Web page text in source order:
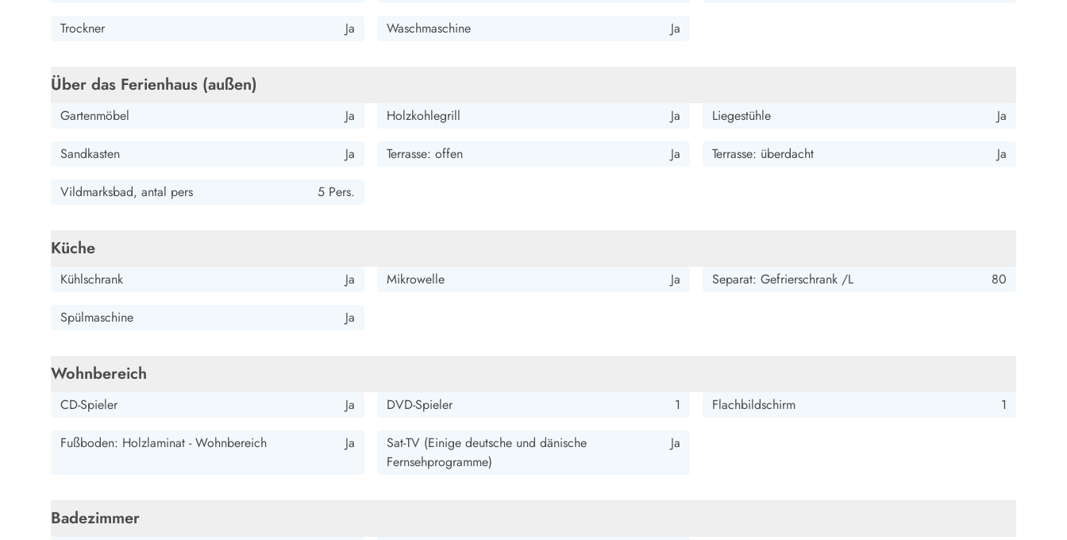
Angeln in Dänemark
Schwimmhallen und Badeländer
Fitnesscenter in Dänemark
Reiten in Dänemark
Wandern in Dänemark
Segeln in Dänemark
Kultur in Dänemark
Historische Museen
Kunstmuseen
Einkaufen und Shopping
Heiraten in Dänemark
Trockner Ja Waschmaschine Ja
Über das Ferienhaus (außen)
Gartenmöbel Ja Holzkohlegrill Ja Liegestühle Ja
Sandkasten Ja Terrasse: offen Ja Terrasse: überdacht Ja
Vildmarksbad, antal pers 5 Pers.
Küche
Kühlschrank Ja Mikrowelle Ja Separat: Gefrierschrank /L 80
Spülmaschine Ja
Wohnbereich
CD-Spieler Ja DVD-Spieler 1 Flachbildschirm 1
Fußboden: Holzlaminat - Wohnbereich Ja
Sat-TV (Einige deutsche und dänische
Fernsehprogramme)
Ja
Badezimmer